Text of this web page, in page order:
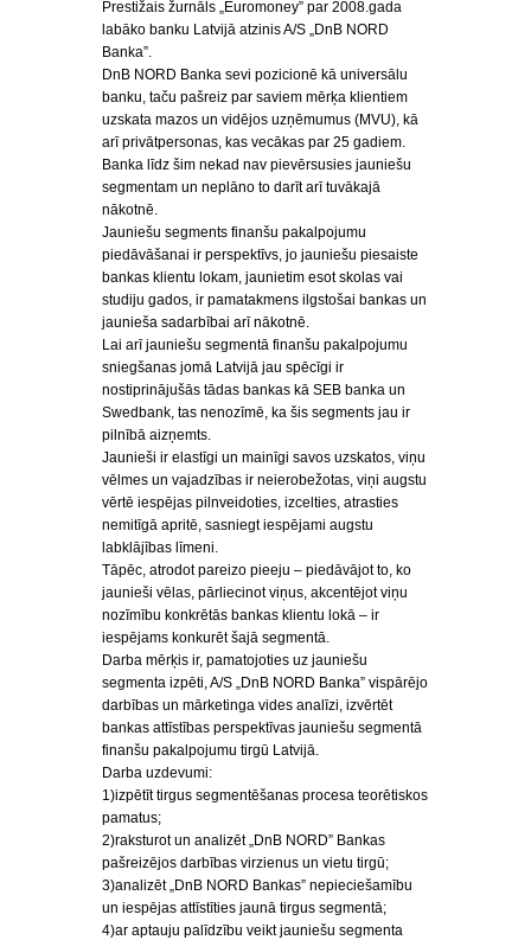
Prestižais žurnāls „Euromoney” par 2008.gada
labāko banku Latvijā atzinis A/S „DnB NORD
Banka”.
DnB NORD Banka sevi pozicionē kā universālu
banku, taču pašreiz par saviem mērķa klientiem
uzskata mazos un vidējos uzņēmumus (MVU), kā
arī privātpersonas, kas vecākas par 25 gadiem.
Banka līdz šim nekad nav pievērsusies jauniešu
segmentam un neplāno to darīt arī tuvākajā
nākotnē.
Jauniešu segments finanšu pakalpojumu
piedāvāšanai ir perspektīvs, jo jauniešu piesaiste
bankas klientu lokam, jaunietim esot skolas vai
studiju gados, ir pamatakmens ilgstošai bankas un
jaunieša sadarbībai arī nākotnē.
Lai arī jauniešu segmentā finanšu pakalpojumu
sniegšanas jomā Latvijā jau spēcīgi ir
nostiprinājušās tādas bankas kā SEB banka un
Swedbank, tas nenozīmē, ka šis segments jau ir
pilnībā aizņemts.
Jaunieši ir elastīgi un mainīgi savos uzskatos, viņu
vēlmes un vajadzības ir neierobežotas, viņi augstu
vērtē iespējas pilnveidoties, izcelties, atrasties
nemitīgā apritē, sasniegt iespējami augstu
labklājības līmeni.
Tāpēc, atrodot pareizo pieeju – piedāvājot to, ko
jaunieši vēlas, pārliecinot viņus, akcentējot viņu
nozīmību konkrētās bankas klientu lokā – ir
iespējams konkurēt šajā segmentā.
Darba mērķis ir, pamatojoties uz jauniešu
segmenta izpēti, A/S „DnB NORD Banka” vispārējo
darbības un mārketinga vides analīzi, izvērtēt
bankas attīstības perspektīvas jauniešu segmentā
finanšu pakalpojumu tirgū Latvijā.
Darba uzdevumi:
1)izpētīt tirgus segmentēšanas procesa teorētiskos
pamatus;
2)raksturot un analizēt „DnB NORD” Bankas
pašreizējos darbības virzienus un vietu tirgū;
3)analizēt „DnB NORD Bankas” nepieciešamību
un iespējas attīstīties jaunā tirgus segmentā;
4)ar aptauju palīdzību veikt jauniešu segmenta